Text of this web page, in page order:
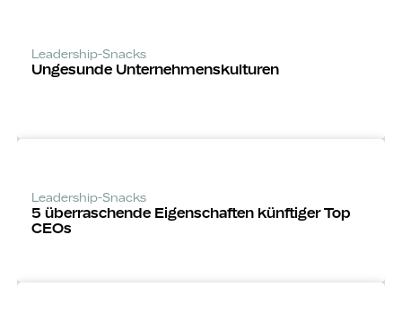
Leadership-Snacks
Ungesunde Unternehmens­kulturen
Leadership-Snacks
5 über­raschende Eigenschaften künftiger Top
CEOs